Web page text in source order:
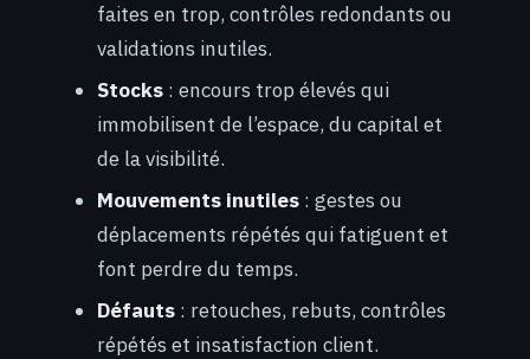
faites en trop, contrôles redondants ou
validations inutiles.
Stocks : encours trop élevés qui
immobilisent de l’espace, du capital et
de la visibilité.
Mouvements inutiles : gestes ou
déplacements répétés qui fatiguent et
font perdre du temps.
Défauts : retouches, rebuts, contrôles
répétés et insatisfaction client.